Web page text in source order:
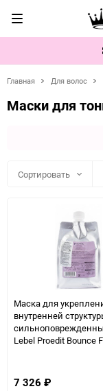
Главная Для волос
Маски для
Сортировать
Маска для
внутренней
Lebel Proedit Bounce
7 326 ₽